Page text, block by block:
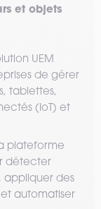
et objets
UEM
de gérer
tablettes,
(IoT) et
plateforme
détecter
appliquer des
automatiser